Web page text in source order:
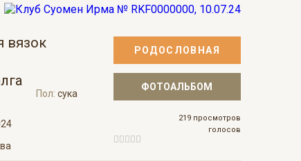
вязок
Пол: сука
РОДОСЛОВНАЯ
ФОТОАЛЬБОМ
219 просмотров
голосов